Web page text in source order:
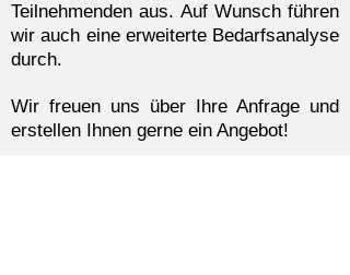
Teilnehmenden aus. Auf Wunsch führen
wir auch eine erweiterte Bedarfsanalyse
durch.
Wir freuen uns über Ihre Anfrage und
erstellen Ihnen gerne ein Angebot!